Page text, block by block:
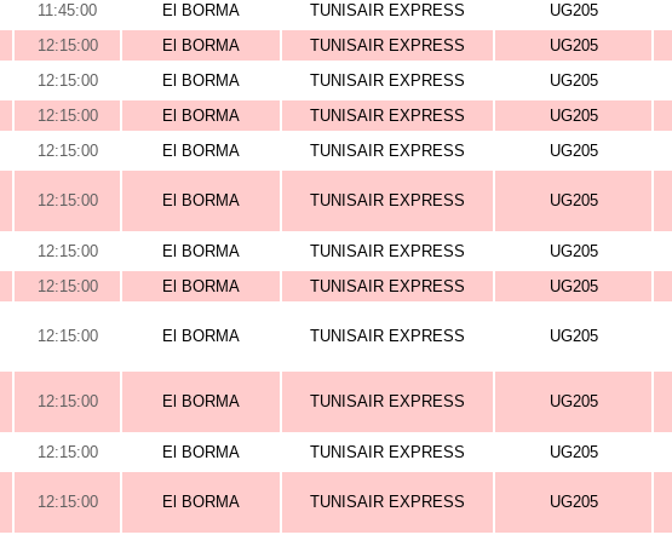
11:45:00 El BORMA TUNISAIR EXPRESS
UG205
12:15:00 El BORMA TUNISAIR EXPRESS
UG205
12:15:00 El BORMA TUNISAIR EXPRESS
UG205
12:15:00 El BORMA TUNISAIR EXPRESS
UG205
12:15:00 El BORMA TUNISAIR EXPRESS UG205
12:15:00 El BORMA TUNISAIR EXPRESS UG205
12:15:00 El BORMA TUNISAIR EXPRESS
UG205
12:15:00 El BORMA TUNISAIR EXPRESS UG205
12:15:00 El BORMA TUNISAIR EXPRESS UG205
12:15:00 El BORMA TUNISAIR EXPRESS UG205
12:15:00 El BORMA TUNISAIR EXPRESS UG205
12:15:00 El BORMA TUNISAIR EXPRESS UG205